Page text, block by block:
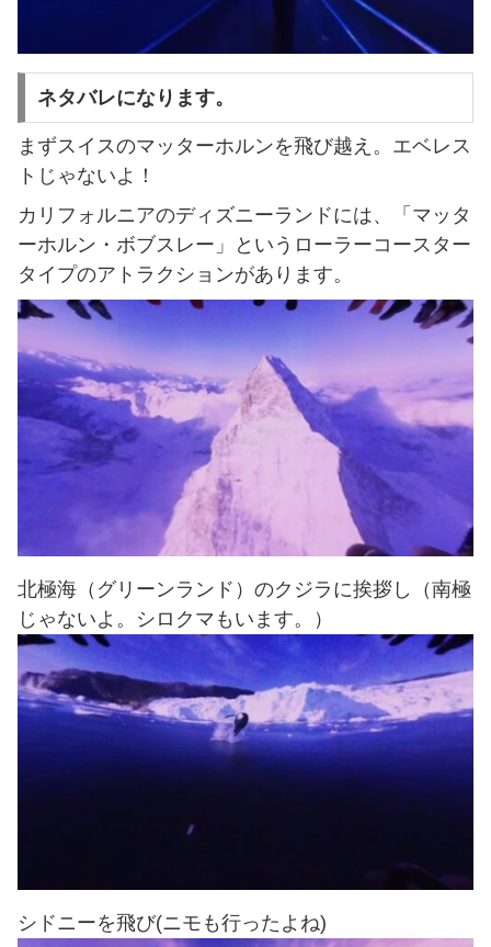
ネタバレになります。
まずスイスのマッターホルンを飛び越え。エベレス
トじゃないよ！
カリフォルニアのディズニーランドには、「マッタ
ーホルン・ボブスレー」というローラーコースター
タイプのアトラクションがあります。
北極海（グリーンランド）のクジラに挨拶し（南極
じゃないよ。シロクマもいます。）
シドニーを飛び(ニモも行ったよね)